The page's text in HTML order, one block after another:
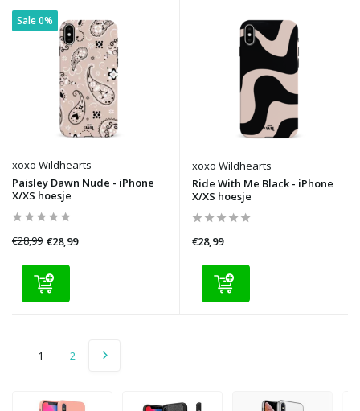
Sale 0%
xoxo Wildhearts
Paisley Dawn Nude - iPhone
X/XS hoesje
€28,99 €28,99
xoxo Wildhearts
Ride With Me Black - iPhone
X/XS hoesje
€28,99
1 2